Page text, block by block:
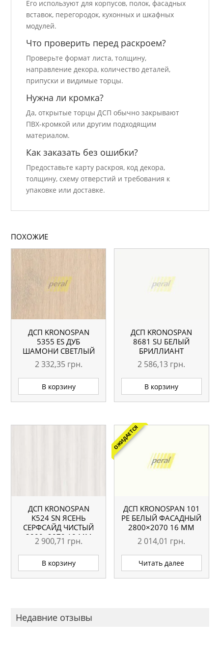
Его используют для корпусов, полок, фасадных
вставок, перегородок, кухонных и шкафных
модулей.
Что проверить перед раскроем?
Проверьте формат листа, толщину,
направление декора, количество деталей,
припуски и видимые торцы.
Нужна ли кромка?
Да, открытые торцы ДСП обычно закрывают
ПВХ-кромкой или другим подходящим
материалом.
Как заказать без ошибки?
Предоставьте карту раскроя, код декора,
толщину, схему отверстий и требования к
упаковке или доставке.
ПОХОЖИЕ
ДСП KRONOSPAN
5355 ЕS ДУБ
ШАМОНИ СВЕТЛЫЙ
2750×1830 18 ММ
2 332,35 грн.
В корзину
ДСП KRONOSPAN
8681 SU БЕЛЫЙ
БРИЛЛИАНТ
2800×2070 18 ММ
2 586,13 грн.
В корзину
ДСП KRONOSPAN
K524 SN ЯСЕНЬ
СЕРФСАЙД ЧИСТЫЙ
2800×2070 18 ММ
2 900,71 грн.
В корзину
ОЖИДАЕТСЯ
ДСП KRONOSPAN 101
РЕ БЕЛЫЙ ФАСАДНЫЙ
2800×2070 16 ММ
2 014,01 грн.
Читать далее
Недавние отзывы